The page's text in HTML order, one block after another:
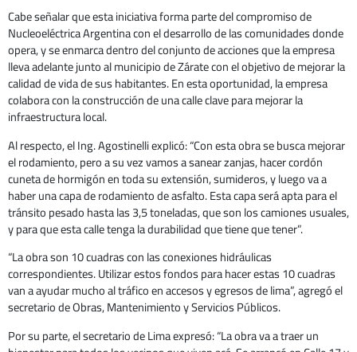
Cabe señalar que esta iniciativa forma parte del compromiso de
Nucleoeléctrica Argentina con el desarrollo de las comunidades donde
opera, y se enmarca dentro del conjunto de acciones que la empresa
lleva adelante junto al municipio de Zárate con el objetivo de mejorar la
calidad de vida de sus habitantes. En esta oportunidad, la empresa
colabora con la construcción de una calle clave para mejorar la
infraestructura local.
Al respecto, el Ing. Agostinelli explicó: “Con esta obra se busca mejorar
el rodamiento, pero a su vez vamos a sanear zanjas, hacer cordón
cuneta de hormigón en toda su extensión, sumideros, y luego va a
haber una capa de rodamiento de asfalto. Esta capa será apta para el
tránsito pesado hasta las 3,5 toneladas, que son los camiones usuales,
y para que esta calle tenga la durabilidad que tiene que tener”.
“La obra son 10 cuadras con las conexiones hidráulicas
correspondientes. Utilizar estos fondos para hacer estas 10 cuadras
van a ayudar mucho al tráfico en accesos y egresos de lima”, agregó el
secretario de Obras, Mantenimiento y Servicios Públicos.
Por su parte, el secretario de Lima expresó: “La obra va a traer un